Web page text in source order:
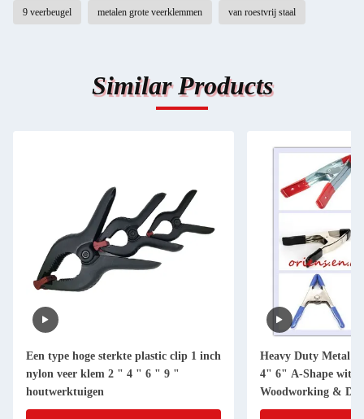
9 veerbeugel metalen grote veerklemmen van roestvrij staal
Similar Products
Een type hoge sterkte plastic clip 1 inch
nylon veer klem 2 " 4 " 6 " 9 "
houtwerktuigen
Heavy Duty Metal
4" 6" A-Shape with
Woodworking &